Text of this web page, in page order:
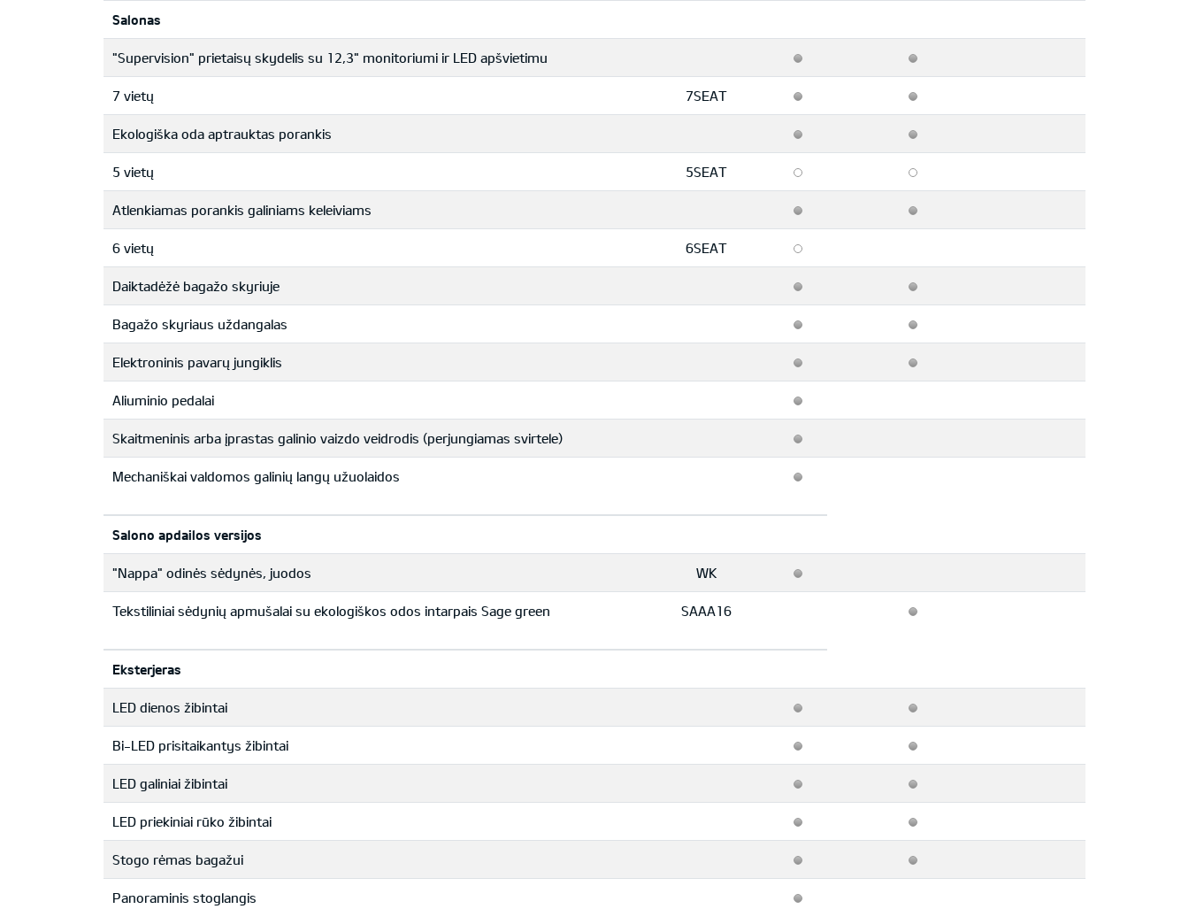
Salonas
"Supervision" prietaisų skydelis su 12,3" monitoriumi ir LED apšvietimu
7 vietų 7SEAT
Ekologiška oda aptrauktas porankis
5 vietų 5SEAT
Atlenkiamas porankis galiniams keleiviams
6 vietų 6SEAT
Daiktadėžė bagažo skyriuje
Bagažo skyriaus uždangalas
Elektroninis pavarų jungiklis
Aliuminio pedalai
Skaitmeninis arba įprastas galinio vaizdo veidrodis (perjungiamas svirtele)
Mechaniškai valdomos galinių langų užuolaidos
Salono apdailos versijos
"Nappa" odinės sėdynės, juodos WK
Tekstiliniai sėdynių apmušalai su ekologiškos odos intarpais Sage green SAAA16
Eksterjeras
LED dienos žibintai
Bi-LED prisitaikantys žibintai
LED galiniai žibintai
LED priekiniai rūko žibintai
Stogo rėmas bagažui
Panoraminis stoglangis